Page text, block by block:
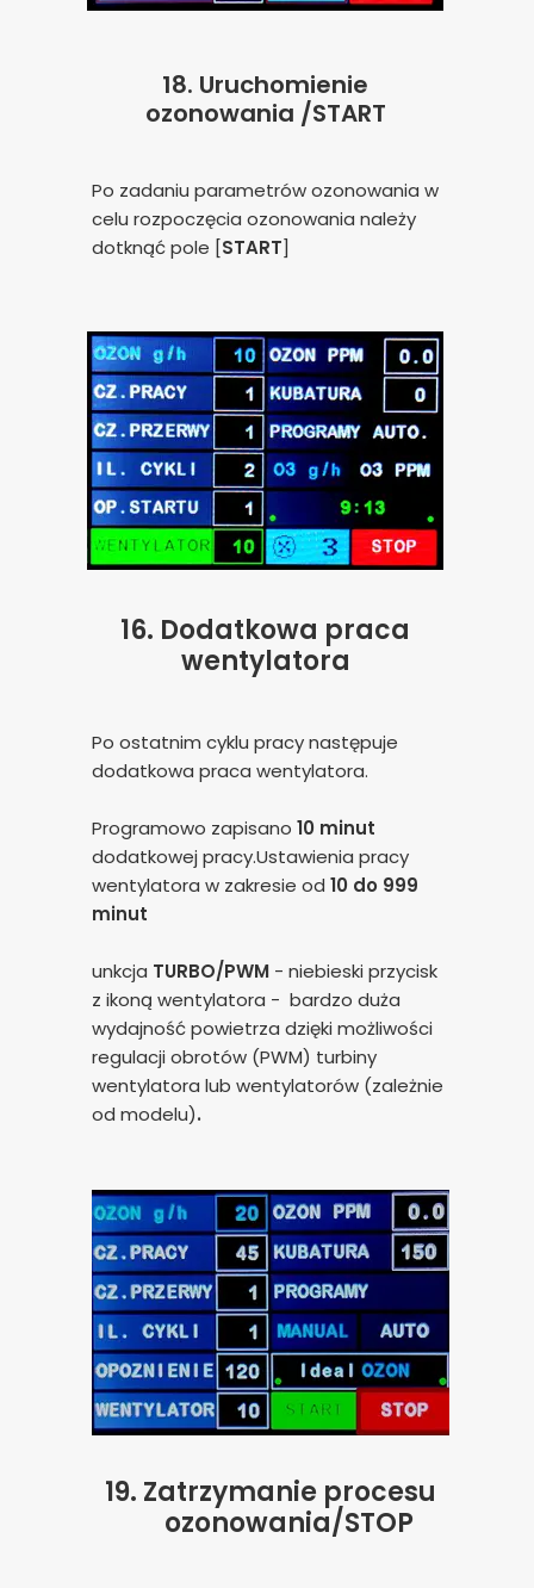
19. Zatrzymanie procesu
ozonowania/STOP
16. Dodatkowa praca
wentylatora
Po ostatnim cyklu pracy następuje
dodatkowa praca wentylatora.
Programowo zapisano 10 minut
dodatkowej pracy.Ustawienia pracy
wentylatora w zakresie od 10 do 999
minut
unkcja TURBO/PWM - niebieski przycisk
z ikoną wentylatora - bardzo duża
wydajność powietrza dzięki możliwości
regulacji obrotów (PWM) turbiny
wentylatora lub wentylatorów (zależnie
od modelu).
18. Uruchomienie
ozonowania /START
Po zadaniu parametrów ozonowania w
celu rozpoczęcia ozonowania należy
dotknąć pole [START]